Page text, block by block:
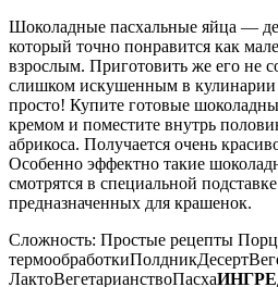
Шоколадные пасхальные яйца —
который точно понравится как
взрослым. Приготовить же его не
слишком искушенным в кулинарии
просто! Купите готовые
кремом и поместите внутрь
абрикоса. Получается очень
Особенно эффектно такие
смотрятся в специальной
предназначенных для крашенок.
Сложность: Простые рецепты
ЛактоВегетарианствоПасха